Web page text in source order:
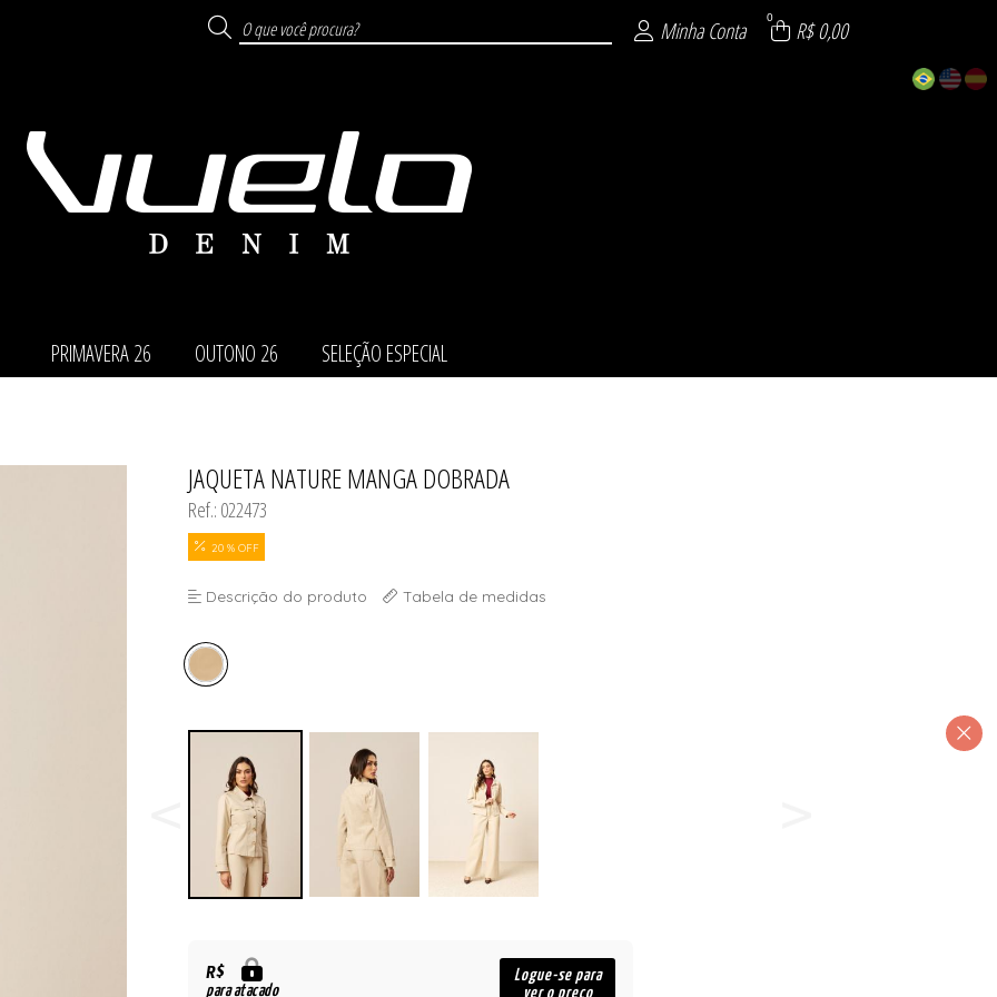
Minha Conta 0 R$ 0,00
PRIMAVERA 26
TODOS DE PRIMAVERA 26
OUTONO 26
TODOS DE OUTONO 26
SELEÇÃO ESPECIAL
TODOS DE SELEÇÃO ESPECIAL
JAQUETA NATURE MANGA DOBRADA
Ref.: 022473
20 % OFF
Descrição do produto Tabela de medidas
R$
para atacado
Logue-se para
ver o preço